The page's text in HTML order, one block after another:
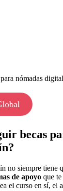
nómadas
becas
no siempre tiene
de apoyo que
el curso en sí, el